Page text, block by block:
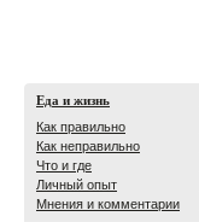
Еда и жизнь
Как правильно
Как неправильно
Что и где
Личный опыт
Мнения и комментарии